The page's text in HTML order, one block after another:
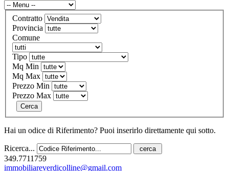
Contratto
Provincia
Comune
Tipo
Mq Min
Mq Max
Prezzo Min
Prezzo Max
Cerca
Hai un odice di Riferimento? Puoi inserirlo direttamente qui sotto.
Ricerca...
349.7711759
immobiliareverdicolline@gmail.com